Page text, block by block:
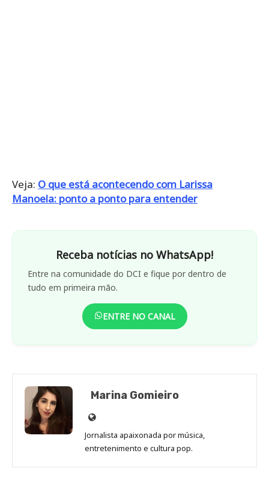
Veja: O que está acontecendo com Larissa
Manoela: ponto a ponto para entender
Receba notícias no WhatsApp!
Entre na comunidade do DCI e fique por dentro de
tudo em primeira mão.
ENTRE NO CANAL
Marina Gomieiro
Site
de
Marina
Jornalista apaixonada por música,
entretenimento e cultura pop.